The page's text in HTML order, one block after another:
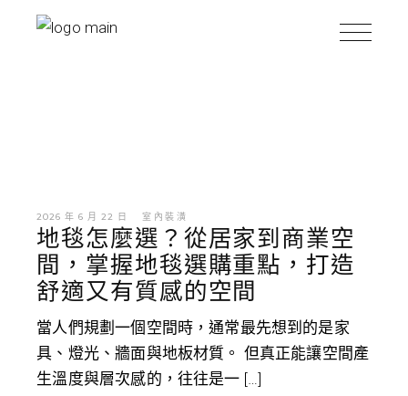
2026 年 6 月 22 日 室內裝潢
地毯怎麼選？從居家到商業空
間，掌握地毯選購重點，打造
舒適又有質感的空間
當人們規劃一個空間時，通常最先想到的是家
具、燈光、牆面與地板材質。 但真正能讓空間產
生溫度與層次感的，往往是一 […]